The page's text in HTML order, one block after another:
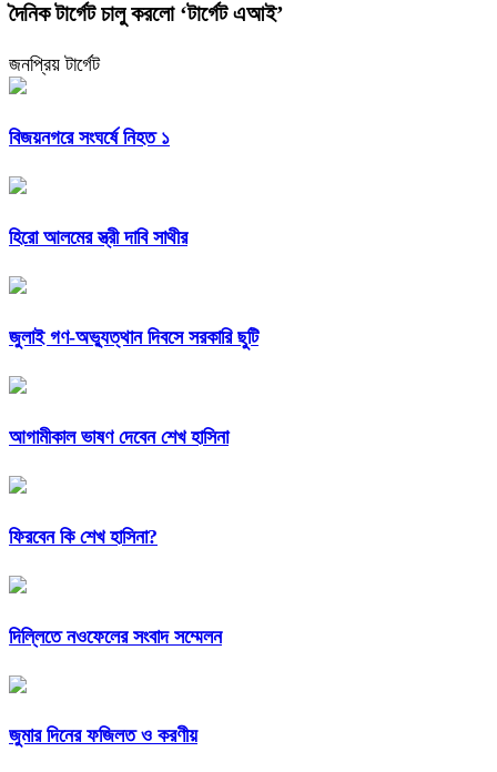
দৈনিক টার্গেট চালু করলো ‘টার্গেট এআই’
জনপ্রিয় টার্গেট
বিজয়নগরে সংঘর্ষে নিহত ১
হিরো আলমের স্ত্রী দাবি সাথীর
জুলাই গণ-অভ্যুত্থান দিবসে সরকারি ছুটি
আগামীকাল ভাষণ দেবেন শেখ হাসিনা
ফিরবেন কি শেখ হাসিনা?
দিল্লিতে নওফেলের সংবাদ সম্মেলন
জুমার দিনের ফজিলত ও করণীয়